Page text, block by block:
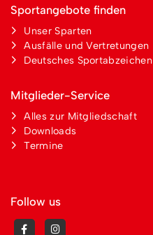
Sportangebote finden
Unser Sparten
Ausfälle und Vertretungen
Deutsches Sportabzeichen
Mitglieder-Service
Alles zur Mitgliedschaft
Downloads
Termine
Follow us